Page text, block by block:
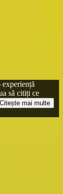
să citiți ce
Citește mai multe